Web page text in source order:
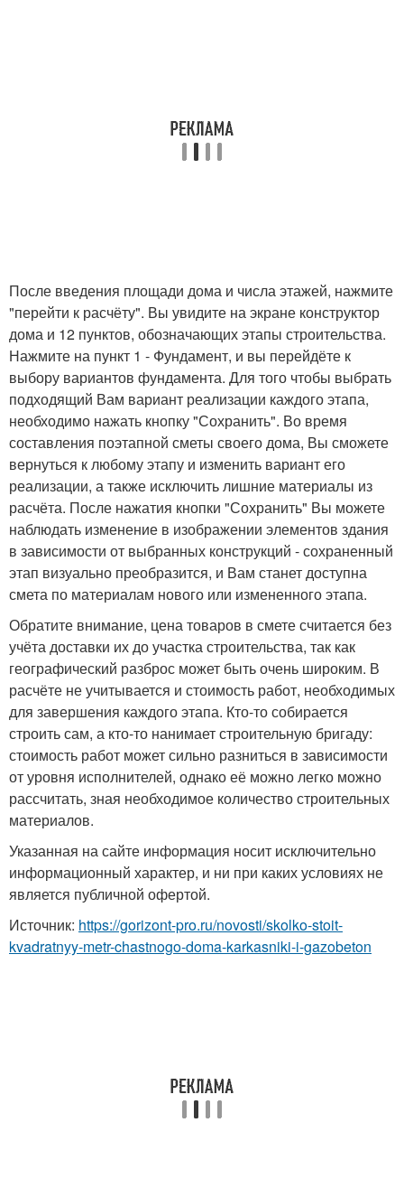
После введения площади дома и числа этажей, нажмите
"перейти к расчёту". Вы увидите на экране конструктор
дома и 12 пунктов, обозначающих этапы строительства.
Нажмите на пункт 1 - Фундамент, и вы перейдёте к
выбору вариантов фундамента. Для того чтобы выбрать
подходящий Вам вариант реализации каждого этапа,
необходимо нажать кнопку "Сохранить". Во время
составления поэтапной сметы своего дома, Вы сможете
вернуться к любому этапу и изменить вариант его
реализации, а также исключить лишние материалы из
расчёта. После нажатия кнопки "Сохранить" Вы можете
наблюдать изменение в изображении элементов здания
в зависимости от выбранных конструкций - сохраненный
этап визуально преобразится, и Вам станет доступна
смета по материалам нового или измененного этапа.
Обратите внимание, цена товаров в смете считается без
учёта доставки их до участка строительства, так как
географический разброс может быть очень широким. В
расчёте не учитывается и стоимость работ, необходимых
для завершения каждого этапа. Кто-то собирается
строить сам, а кто-то нанимает строительную бригаду:
стоимость работ может сильно разниться в зависимости
от уровня исполнителей, однако её можно легко можно
рассчитать, зная необходимое количество строительных
материалов.
Указанная на сайте информация носит исключительно
информационный характер, и ни при каких условиях не
является публичной офертой.
Источник: https://gorizont-pro.ru/novosti/skolko-stoit-
kvadratnyy-metr-chastnogo-doma-karkasniki-i-gazobeton